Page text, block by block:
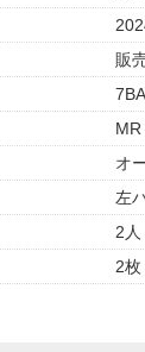
販
MR
オ
左
2人
2枚